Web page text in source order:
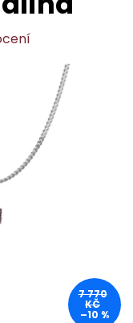
7 770
KČ
–10 %